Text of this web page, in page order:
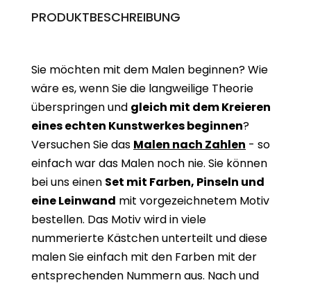
PRODUKTBESCHREIBUNG
Sie möchten mit dem Malen beginnen? Wie
wäre es, wenn Sie die langweilige Theorie
überspringen und gleich mit dem Kreieren
eines echten Kunstwerkes beginnen?
Versuchen Sie das Malen nach Zahlen - so
einfach war das Malen noch nie. Sie können
bei uns einen Set mit Farben, Pinseln und
eine Leinwand mit vorgezeichnetem Motiv
bestellen. Das Motiv wird in viele
nummerierte Kästchen unterteilt und diese
malen Sie einfach mit den Farben mit der
entsprechenden Nummern aus. Nach und